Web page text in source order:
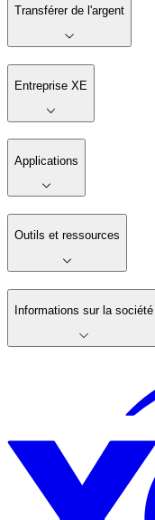
Transférer de l'argent
Entreprise XE
Applications
Outils et ressources
Informations sur la société